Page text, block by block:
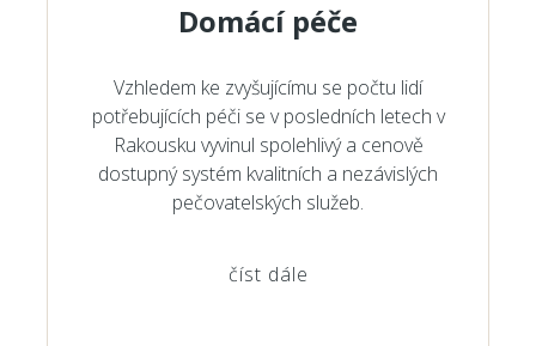
Domácí péče
Vzhledem ke zvyšujícímu se počtu lidí
potřebujících péči se v posledních letech v
Rakousku vyvinul spolehlivý a cenově
dostupný systém kvalitních a nezávislých
pečovatelských služeb.
číst dále